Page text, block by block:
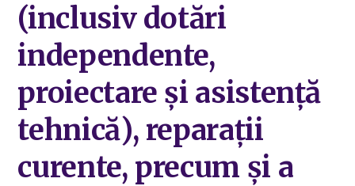
(inclusiv dotări
independente,
proiectare și asistență
tehnică), reparații
curente, precum și a